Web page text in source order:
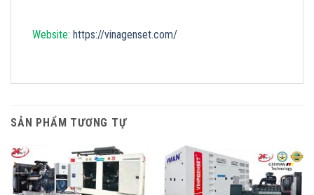
Website: https://vinagenset.com/
SẢN PHẨM TƯƠNG TỰ